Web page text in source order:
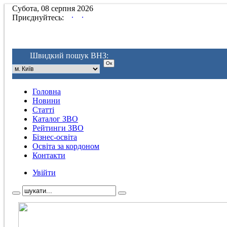
Субота, 08 серпня 2026
Приєднуйтесь:
. .
Швидкий пошук ВНЗ:
Головна
Новини
Статті
Каталог ЗВО
Рейтинги ЗВО
Бізнес-освіта
Освіта за кордоном
Контакти
Увійти